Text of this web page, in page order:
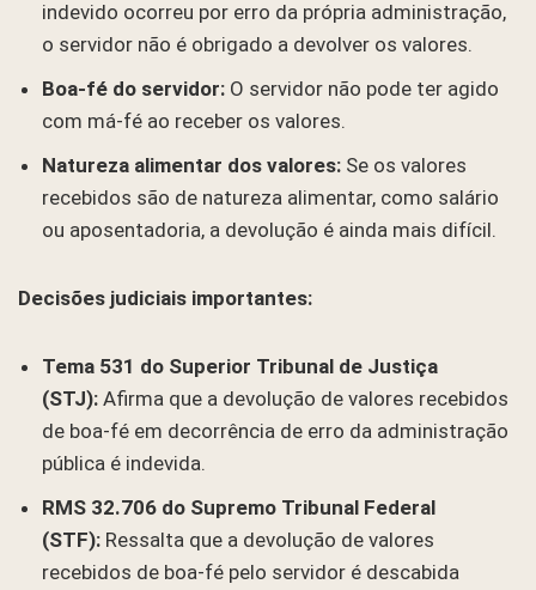
indevido ocorreu por erro da própria administração,
o servidor não é obrigado a devolver os valores.
Boa-fé do servidor: O servidor não pode ter agido
com má-fé ao receber os valores.
Natureza alimentar dos valores: Se os valores
recebidos são de natureza alimentar, como salário
ou aposentadoria, a devolução é ainda mais difícil.
Decisões judiciais importantes:
Tema 531 do Superior Tribunal de Justiça
(STJ): Afirma que a devolução de valores recebidos
de boa-fé em decorrência de erro da administração
pública é indevida.
RMS 32.706 do Supremo Tribunal Federal
(STF): Ressalta que a devolução de valores
recebidos de boa-fé pelo servidor é descabida